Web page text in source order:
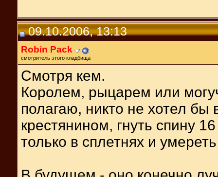
09.10.2006, 13:13
Robin Pack
смотритель этого кладбища
Смотря кем.
Королем, рыцарем или
полагаю, никто не хотел
крестянином, гнуть спину
только в сплетнях и